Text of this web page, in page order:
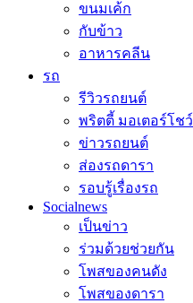
ขนมเค้ก
กับข้าว
อาหารคลีน
รถ
รีวิวรถยนต์
พริตตี้ มอเตอร์โชว์
ข่าวรถยนต์
ส่องรถดารา
รอบรู้เรื่องรถ
Socialnews
เป็นข่าว
ร่วมด้วยช่วยกัน
โพสของคนดัง
โพสของดารา